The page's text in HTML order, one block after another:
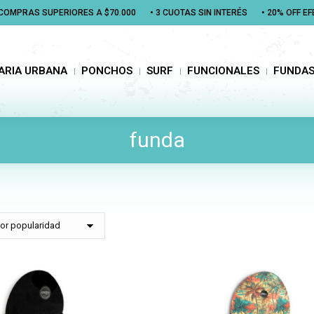
SUPERIORES A $70.000 • 3 CUOTAS SIN INTERÉS • 20% OFF
URBANA PONCHOS SURF FUNCIONALES FUNDAS
funda
SUPERIORES A $70.000 • 3 CUOTAS SIN INTERÉS • 20% OFF
URBANA PONCHOS SURF FUNCIONALES FUNDAS